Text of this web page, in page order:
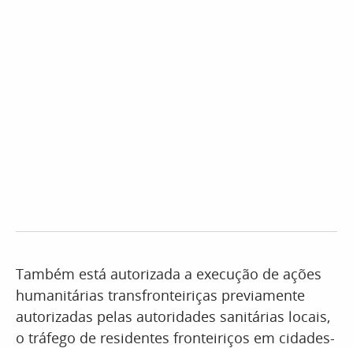
Também está autorizada a execução de ações
humanitárias transfronteiriças previamente
autorizadas pelas autoridades sanitárias locais,
o tráfego de residentes fronteiriços em cidades-